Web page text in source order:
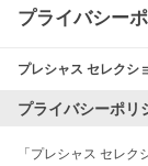
プライバシー
プレシャス セレクシ
プライバシーポリ
「プレシャス セレ